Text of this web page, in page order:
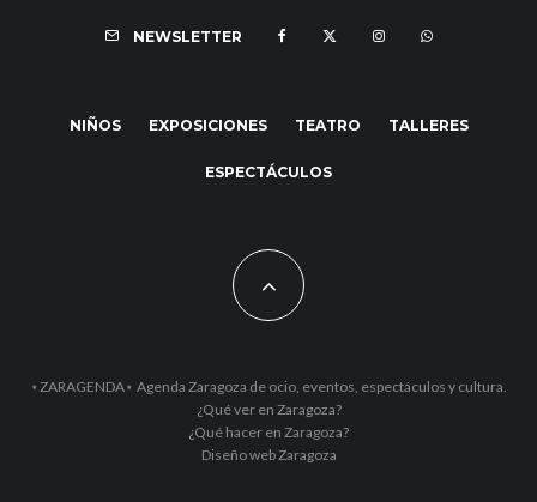
NEWSLETTER
NIÑOS EXPOSICIONES TEATRO TALLERES
ESPECTÁCULOS
⋆ZARAGENDA⋆ Agenda Zaragoza de ocio, eventos, espectáculos y cultura.
¿Qué ver en Zaragoza?
¿Qué hacer en Zaragoza?
Diseño web Zaragoza